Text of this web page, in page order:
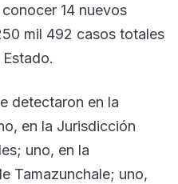
14 nuevos
mil 492 casos totales
detectaron en la
en la Jurisdicción
uno, en la
Tamazunchale; uno,